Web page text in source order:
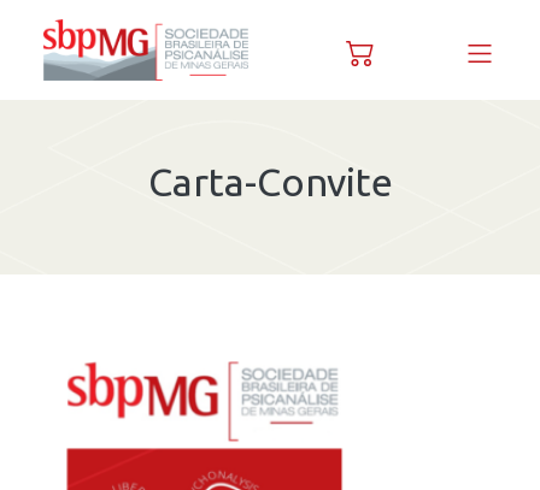
Skip to content
Carta-Convite